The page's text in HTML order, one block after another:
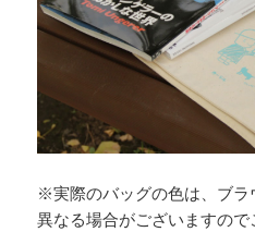
※実際のバッグの色は、ブラ
異なる場合がございますので